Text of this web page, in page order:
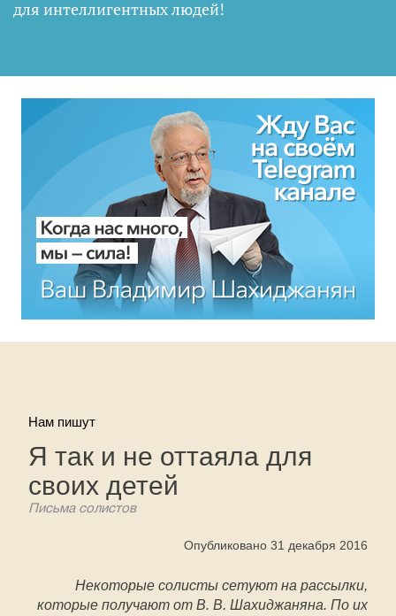
для интеллигентных людей!
Нам пишут
Я так и не оттаяла для
своих детей
Письма солистов
Опубликовано 31 декабря 2016
Некоторые солисты сетуют на рассылки,
которые получают от В. В. Шахиджаняна. По их